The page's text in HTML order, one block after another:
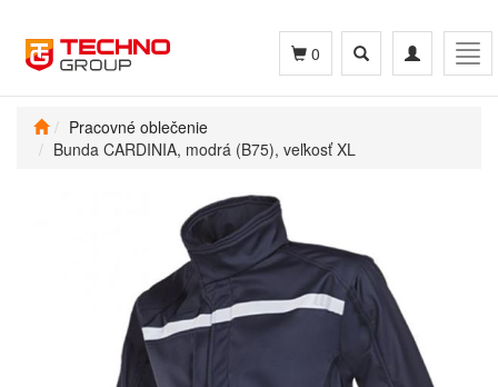
Toggle
navigation
Toggle
search
0
Pracovné oblečenie
Bunda CARDINIA, modrá (B75), veľkosť XL